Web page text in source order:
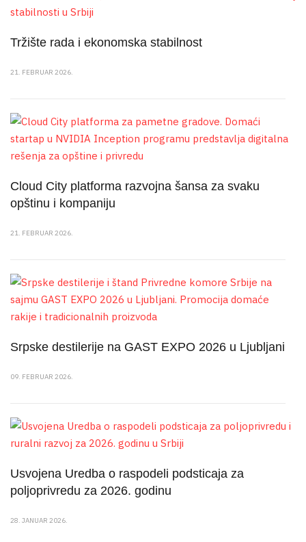
Tržište rada i ekonomska stabilnost
21. FEBRUAR 2026.
Cloud City platforma razvojna šansa za svaku
opštinu i kompaniju
21. FEBRUAR 2026.
Srpske destilerije na GAST EXPO 2026 u Ljubljani
09. FEBRUAR 2026.
Usvojena Uredba o raspodeli podsticaja za
poljoprivredu za 2026. godinu
28. JANUAR 2026.